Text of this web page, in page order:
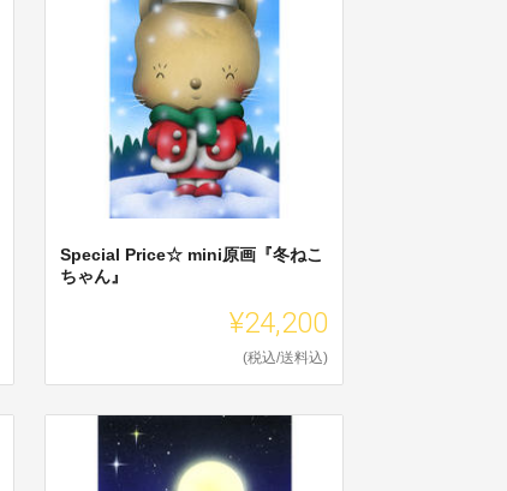
Special Price☆ mini原画『冬ねこ
ちゃん』
¥24,200
(税込/送料込)